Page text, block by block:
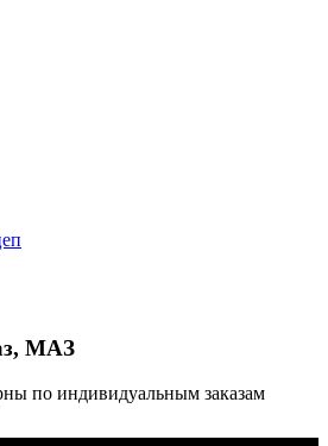
МАЗ
по индивидуальным заказам